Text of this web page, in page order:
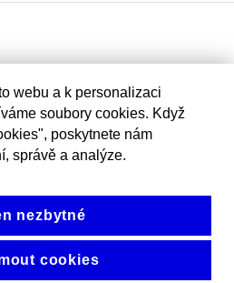
webu a k personalizaci
soubory cookies. Když
poskytnete nám
správě a analýze.
nezbytné
cookies